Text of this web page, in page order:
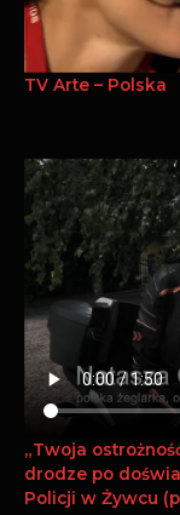
TV Arte – Polska
„Twoja
drodze po
Policji w Żywcu